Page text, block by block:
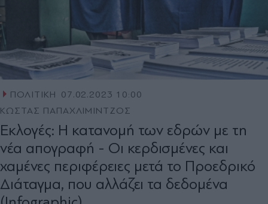
ΠΟΛΙΤΙΚΗ
07.02.2023 10:00
ΚΩΣΤΑΣ ΠΑΠΑΧΛΙΜΙΝΤΖΟΣ
Εκλογές: Η κατανομή των εδρών με τη
νέα απογραφή - Οι κερδισμένες και
χαμένες περιφέρειες μετά το Προεδρικό
Διάταγμα, που αλλάζει τα δεδομένα